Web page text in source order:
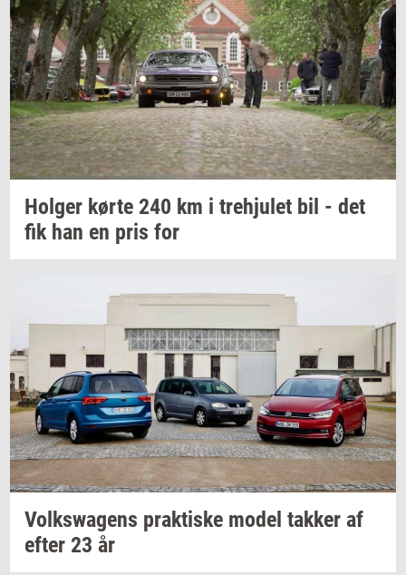
Hol­ger kørte 240 km i tre­hju­let bil - det
fik han en pris for
Volkswa­gens prak­ti­ske model tak­ker af
efter 23 år